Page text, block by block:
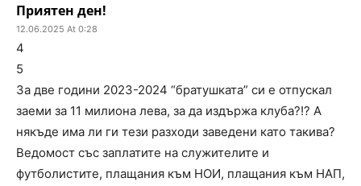
Приятен ден!
12.06.2025 At 0:28
4
5
За две години 2023-2024 “братушката” си е отпускал
заеми за 11 милиона лева, за да издържа клуба?!? А
някъде има ли ги тези разходи заведени като такива?
Ведомост със заплатите на служителите и
футболистите, плащания към НОИ, плащания към НАП,